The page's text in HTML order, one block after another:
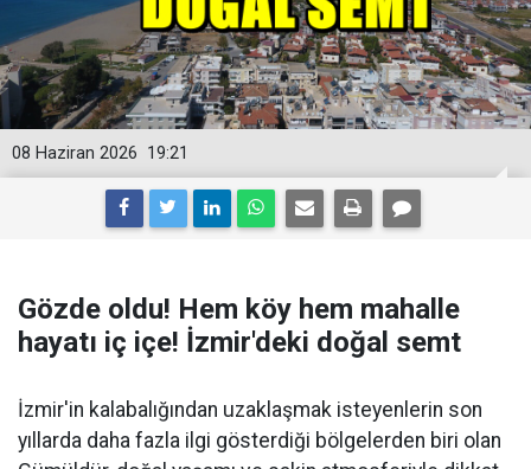
19:21
08 Haziran 2026
Gözde oldu! Hem köy hem mahalle
hayatı iç içe! İzmir'deki doğal semt
İzmir'in kalabalığından uzaklaşmak isteyenlerin son
yıllarda daha fazla ilgi gösterdiği bölgelerden biri olan